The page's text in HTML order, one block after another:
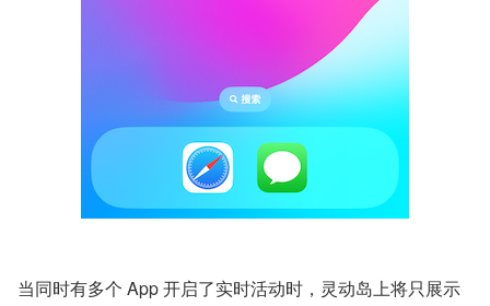
当同时有多个 App 开启了实时活动时，灵动岛上将只展示